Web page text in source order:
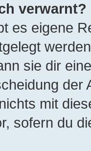
verwarnt?
es eigene
sie dir
der
mit
sofern du